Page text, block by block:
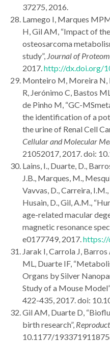
37275, 2016.
Lamego I, Marques
H, Gil AM, “Impact of
osteosarcoma
study”, Journal of
2017.http://dx.doi.org/
Monteiro M, Moreira N,
R, Jerónimo C, Bastos
de Pinho M, “GC-
the identification of a
the urine of Renal Cell
Cellular and Molecular
21052017, 2017. doi:
Lains, I., Duarte, D.,
J.B., Marques, M.,
Vavvas, D., Carreira,
Husain, D., Gil, A.M.,
age-related macular
magnetic resonance
e0177749, 2017.https://
Jarak I, Carrola J,
ML, Duarte IF,
Organs by Silver
Study of a Mouse
422-435, 2017. doi:
Gil AM, Duarte D,
birth research”,
10.1177/